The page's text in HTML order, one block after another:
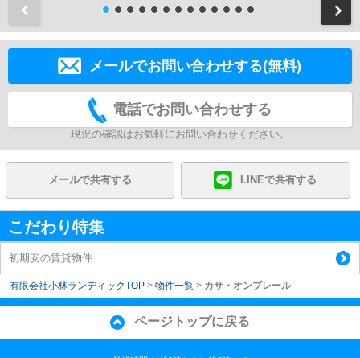
メールでお問い合わせする(無料)
電話でお問い合わせする
現況の確認はお気軽にお問い合わせください。
メールで共有する LINEで共有する
こだわり特集
初期安の賃貸物件
有限会社小林ランディックTOP > 物件一覧 > カサ・オンブレール
ページトップに戻る